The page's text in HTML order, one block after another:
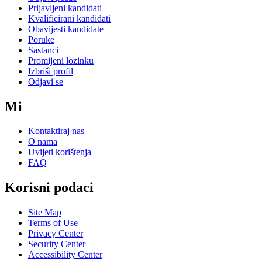
Prijavljeni kandidati
Kvalificirani kandidati
Obavijesti kandidate
Poruke
Sastanci
Promijeni lozinku
Izbriši profil
Odjavi se
Mi
Kontaktiraj nas
O nama
Uvijeti korištenja
FAQ
Korisni podaci
Site Map
Terms of Use
Privacy Center
Security Center
Accessibility Center